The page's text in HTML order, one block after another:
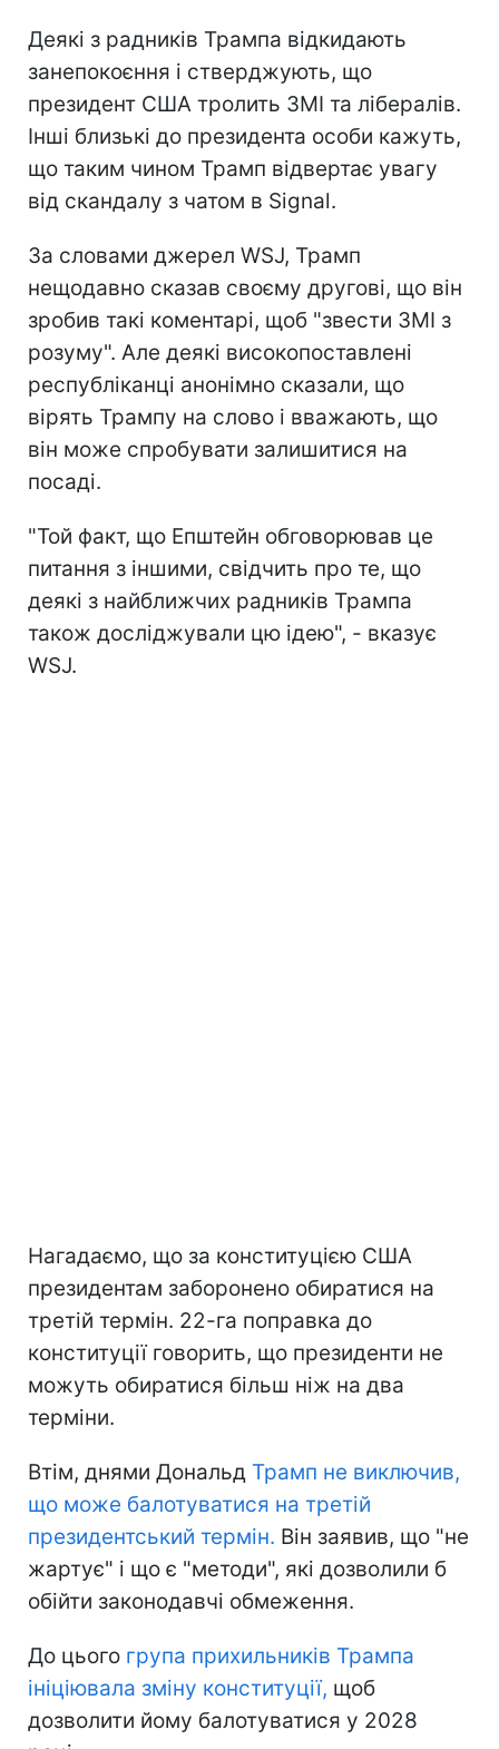
Деякі з радників Трампа відкидають
занепокоєння і стверджують, що
президент США тролить ЗМІ та лібералів.
Інші близькі до президента особи кажуть,
що таким чином Трамп відвертає увагу
від скандалу з чатом в Signal.
За словами джерел WSJ, Трамп
нещодавно сказав своєму другові, що він
зробив такі коментарі, щоб "звести ЗМІ з
розуму". Але деякі високопоставлені
республіканці анонімно сказали, що
вірять Трампу на слово і вважають, що
він може спробувати залишитися на
посаді.
"Той факт, що Епштейн обговорював це
питання з іншими, свідчить про те, що
деякі з найближчих радників Трампа
також досліджували цю ідею", - вказує
WSJ.
Нагадаємо, що за конституцією США
президентам заборонено обиратися на
третій термін. 22-га поправка до
конституції говорить, що президенти не
можуть обиратися більш ніж на два
терміни.
Втім, днями Дональд Трамп не виключив,
що може балотуватися на третій
президентський термін. Він заявив, що "не
жартує" і що є "методи", які дозволили б
обійти законодавчі обмеження.
До цього група прихильників Трампа
ініціювала зміну конституції, щоб
дозволити йому балотуватися у 2028